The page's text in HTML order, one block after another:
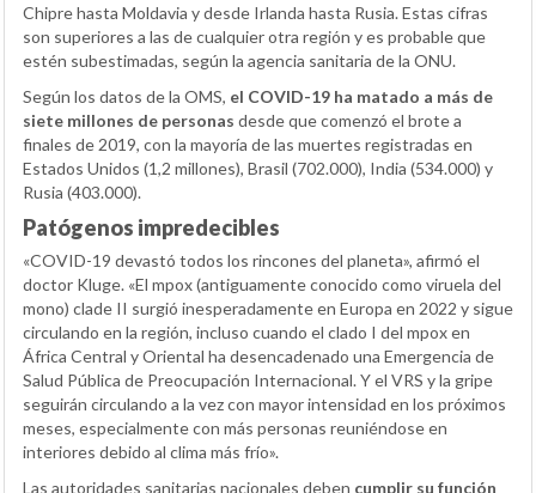
Chipre hasta Moldavia y desde Irlanda hasta Rusia. Estas cifras
son superiores a las de cualquier otra región y es probable que
estén subestimadas, según la agencia sanitaria de la ONU.
Según los datos de la OMS, el COVID-19 ha matado a más de
siete millones de personas desde que comenzó el brote a
finales de 2019, con la mayoría de las muertes registradas en
Estados Unidos (1,2 millones), Brasil (702.000), India (534.000) y
Rusia (403.000).
Patógenos impredecibles
«COVID-19 devastó todos los rincones del planeta», afirmó el
doctor Kluge. «El mpox (antiguamente conocido como viruela del
mono) clade II surgió inesperadamente en Europa en 2022 y sigue
circulando en la región, incluso cuando el clado I del mpox en
África Central y Oriental ha desencadenado una Emergencia de
Salud Pública de Preocupación Internacional. Y el VRS y la gripe
seguirán circulando a la vez con mayor intensidad en los próximos
meses, especialmente con más personas reuniéndose en
interiores debido al clima más frío».
Las autoridades sanitarias nacionales deben cumplir su función